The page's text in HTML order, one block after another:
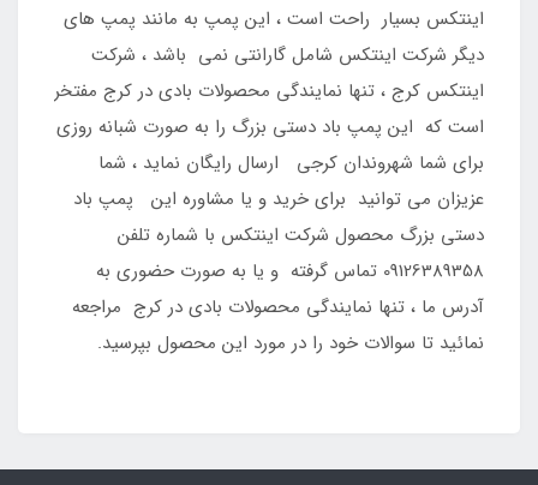
اینتکس بسیار راحت است ، این پمپ به مانند پمپ های
دیگر شرکت اینتکس شامل گارانتی نمی باشد ، شرکت
اینتکس کرج ، تنها نمایندگی محصولات بادی در کرج مفتخر
است که این پمپ باد دستی بزرگ را به صورت شبانه روزی
برای شما شهروندان کرجی ارسال رایگان نماید ، شما
عزیزان می توانید برای خرید و یا مشاوره این پمپ باد
دستی بزرگ محصول شرکت اینتکس با شماره تلفن
09126389358 تماس گرفته و یا به صورت حضوری به
آدرس ما ، تنها نمایندگی محصولات بادی در کرج مراجعه
نمائید تا سوالات خود را در مورد این محصول بپرسید.